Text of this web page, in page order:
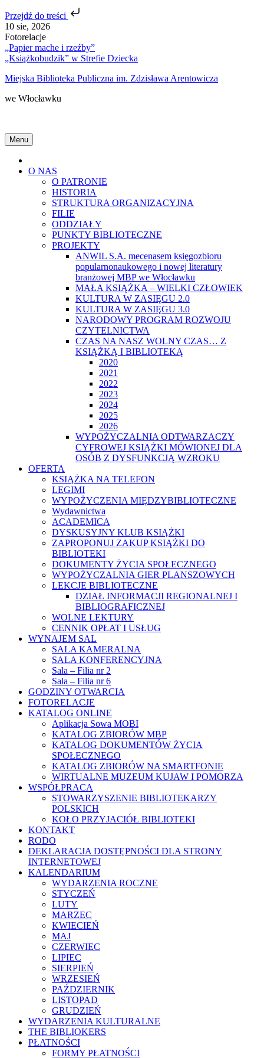
Przejdź do treści
Skip
to
content
10 sie, 2026
Fotorelacje
„Papier mache i rzeźby”
„Książkobudzik” w Strefie Dziecka
Miejska Biblioteka Publiczna im. Zdzisława Arentowicza
we Włocławku
Menu
O NAS
O PATRONIE
HISTORIA
STRUKTURA ORGANIZACYJNA
FILIE
ODDZIAŁY
PUNKTY BIBLIOTECZNE
PROJEKTY
ANWIL S.A. mecenasem księgozbioru
popularnonaukowego i nowej literatury
branżowej MBP we Włocławku
MAŁA KSIĄŻKA – WIELKI CZŁOWIEK
KULTURA W ZASIĘGU 2.0
KULTURA W ZASIĘGU 3.0
NARODOWY PROGRAM ROZWOJU
CZYTELNICTWA
CZAS NA NASZ WOLNY CZAS… Z
KSIĄŻKĄ I BIBLIOTEKĄ
2020
2021
2022
2023
2024
2025
2026
WYPOŻYCZALNIA ODTWARZACZY
CYFROWEJ KSIĄŻKI MÓWIONEJ DLA
OSÓB Z DYSFUNKCJĄ WZROKU
OFERTA
KSIĄŻKA NA TELEFON
LEGIMI
WYPOŻYCZENIA MIĘDZYBIBLIOTECZNE
Wydawnictwa
ACADEMICA
DYSKUSYJNY KLUB KSIĄŻKI
ZAPROPONUJ ZAKUP KSIĄŻKI DO
BIBLIOTEKI
DOKUMENTY ŻYCIA SPOŁECZNEGO
WYPOŻYCZALNIA GIER PLANSZOWYCH
LEKCJE BIBLIOTECZNE
DZIAŁ INFORMACJI REGIONALNEJ I
BIBLIOGRAFICZNEJ
WOLNE LEKTURY
CENNIK OPŁAT I USŁUG
WYNAJEM SAL
SALA KAMERALNA
SALA KONFERENCYJNA
Sala – Filia nr 2
Sala – Filia nr 6
GODZINY OTWARCIA
FOTORELACJE
KATALOG ONLINE
Aplikacja Sowa MOBI
KATALOG ZBIORÓW MBP
KATALOG DOKUMENTÓW ŻYCIA
SPOŁECZNEGO
KATALOG ZBIORÓW NA SMARTFONIE
WIRTUALNE MUZEUM KUJAW I POMORZA
WSPÓŁPRACA
STOWARZYSZENIE BIBLIOTEKARZY
POLSKICH
KOŁO PRZYJACIÓŁ BIBLIOTEKI
KONTAKT
RODO
DEKLARACJA DOSTĘPNOŚCI DLA STRONY
INTERNETOWEJ
KALENDARIUM
WYDARZENIA ROCZNE
STYCZEŃ
LUTY
MARZEC
KWIECIEŃ
MAJ
CZERWIEC
LIPIEC
SIERPIEŃ
WRZESIEŃ
PAŹDZIERNIK
LISTOPAD
GRUDZIEŃ
WYDARZENIA KULTURALNE
THE BIBLIOKERS
PŁATNOŚCI
FORMY PŁATNOŚCI